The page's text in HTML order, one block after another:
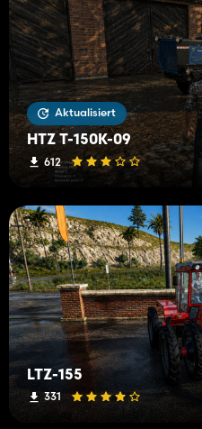
Aktualisiert
HTZ T-150K-09
612
LTZ-155
331